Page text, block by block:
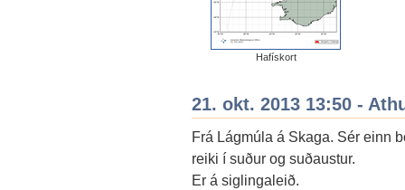
Hafískort
21. okt. 2013 13:50 -
Frá Lágmúla á Skaga. Sér einn
reiki í suður og suðaustur.
Er á siglingaleið.